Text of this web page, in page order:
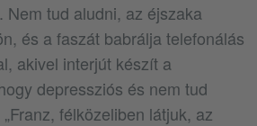
tud aludni, az éjszaka
és a faszát babrálja telefonálás
akivel interjút készít a
depressziós és nem tud
félközeliben látjuk, az